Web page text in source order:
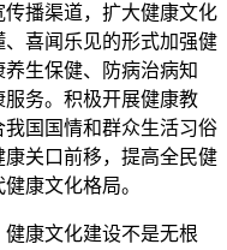
播渠道，扩大健康文化
喜闻乐见的形式加强健
生保健、防病治病知
务。积极开展健康教
国国情和群众生活习俗
关口前移，提高全民健
康文化格局。
康文化建设不是无根